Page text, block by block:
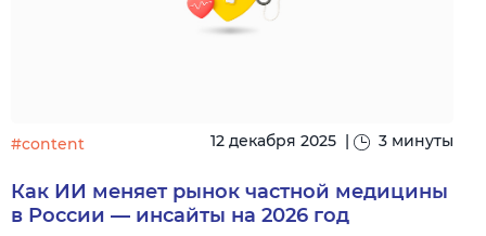
#content 12 декабря 2025 | 3 минуты
Как ИИ меняет рынок частной медицины
в России — инсайты на 2026 год